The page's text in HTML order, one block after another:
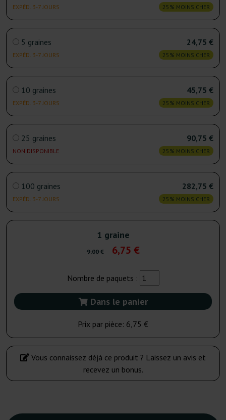
EXPÉD. 3-7 JOURS 25% MOINS CHER
5 graines
EXPÉD. 3-7 JOURS
24,75 €
25% MOINS CHER
10 graines
EXPÉD. 3-7 JOURS
45,75 €
25% MOINS CHER
25 graines
NON DISPONIBLE
90,75 €
25% MOINS CHER
100 graines
EXPÉD. 3-7 JOURS
282,75 €
25% MOINS CHER
1 graine
9,00 € 6,75 €
Nombre de paquets :
Dans le panier
Prix par pièce: 6,75 €
Vous connaissez déjà ce produit ? Laissez un avis et
recevez un bonus.